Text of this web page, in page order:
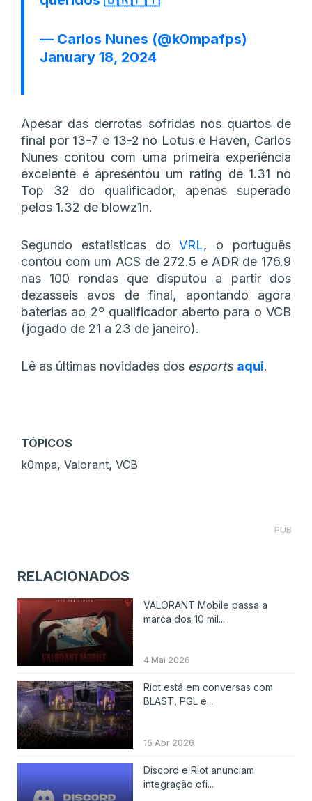
— Carlos Nunes (@k0mpafps)
January 18, 2024
Apesar das derrotas sofridas nos quartos de
final por 13-7 e 13-2 no Lotus e Haven, Carlos
Nunes contou com uma primeira experiência
excelente e apresentou um rating de 1.31 no
Top 32 do qualificador, apenas superado
pelos 1.32 de blowz1n.
Segundo estatísticas doVRL, o português
contou com um ACS de 272.5 e ADR de 176.9
nas 100 rondas que disputou a partir dos
dezasseis avos de final, apontando agora
baterias ao 2º qualificador aberto para o VCB
(jogado de 21 a 23 de janeiro).
Lê as últimas novidades dos esports aqui.
TÓPICOS
k0mpa, Valorant, VCB
PUB
RELACIONADOS
VALORANT Mobile passa a
marca dos 10 mil...
4 Mai 2026
Riot está em conversas com
BLAST, PGL e...
15 Abr 2026
Discord e Riot anunciam
integração ofi...